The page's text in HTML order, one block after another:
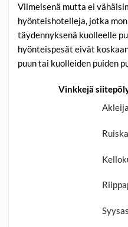
Viimeisenä mutta ei
hyönteishotelleja, jotka
täydennyksenä kuolleelle
hyönteispesät eivät
puun tai kuolleiden puiden
Vinkkejä
Akleija